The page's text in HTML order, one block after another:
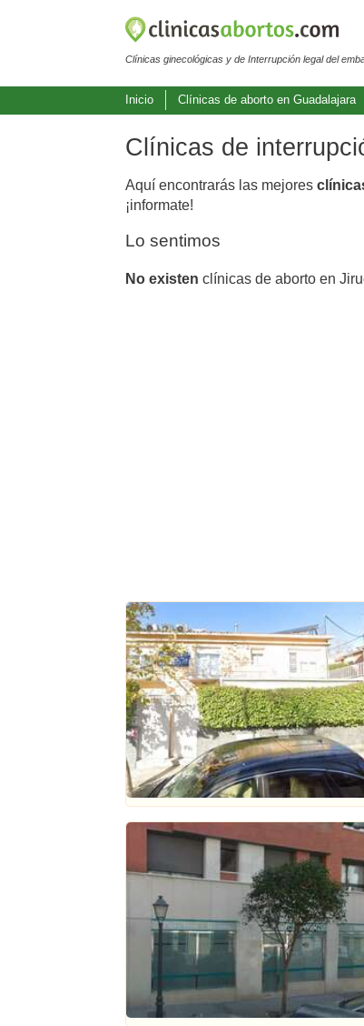
Clínicas ginecológicas y de Interrupción legal del
Inicio Clínicas de aborto en Guadalajara
Clínicas de
Aquí encontrarás las mejores
¡informate!
Lo sentimos
No existen clínicas de aborto en